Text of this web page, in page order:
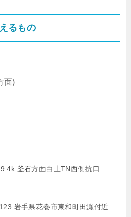
るもの
面)
釜石方面白土TN西側抗口
岩手県花巻市東和町田瀬付近